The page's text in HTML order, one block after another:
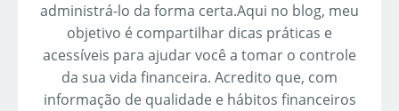
administrá-lo da forma certa.Aqui no blog, meu
objetivo é compartilhar dicas práticas e
acessíveis para ajudar você a tomar o controle
da sua vida financeira. Acredito que, com
informação de qualidade e hábitos financeiros